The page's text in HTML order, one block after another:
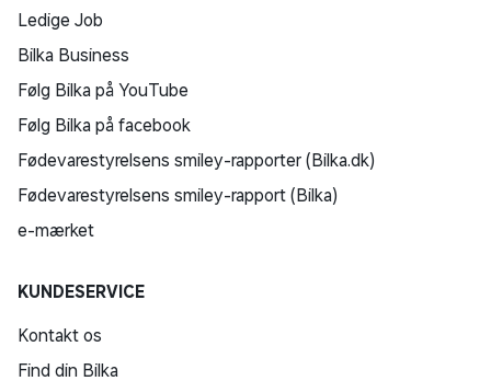
Ledige Job
Bilka Business
Følg Bilka på YouTube
Følg Bilka på facebook
Fødevarestyrelsens smiley-rapporter (Bilka.dk)
Fødevarestyrelsens smiley-rapport (Bilka)
e-mærket
KUNDESERVICE
Kontakt os
Find din Bilka